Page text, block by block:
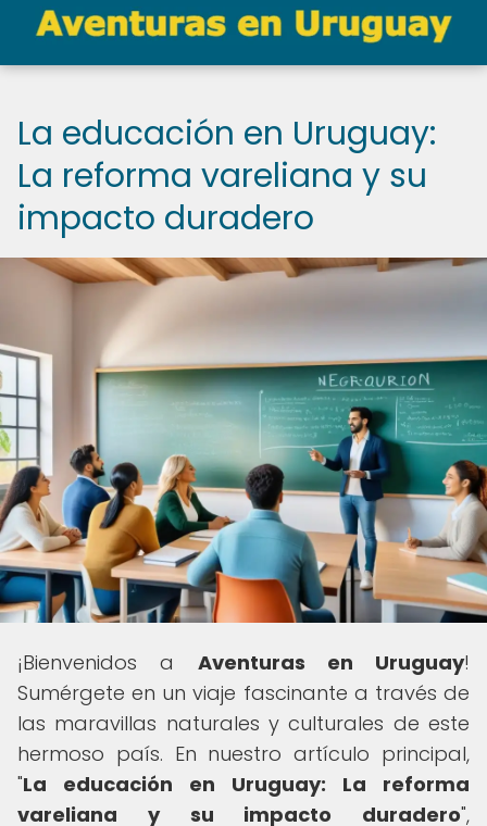
La educación en Uruguay:
La reforma vareliana y su
impacto duradero
¡Bienvenidos a Aventuras en Uruguay!
Sumérgete en un viaje fascinante a través de
las maravillas naturales y culturales de este
hermoso país. En nuestro artículo principal,
"La educación en Uruguay: La reforma
vareliana y su impacto duradero",